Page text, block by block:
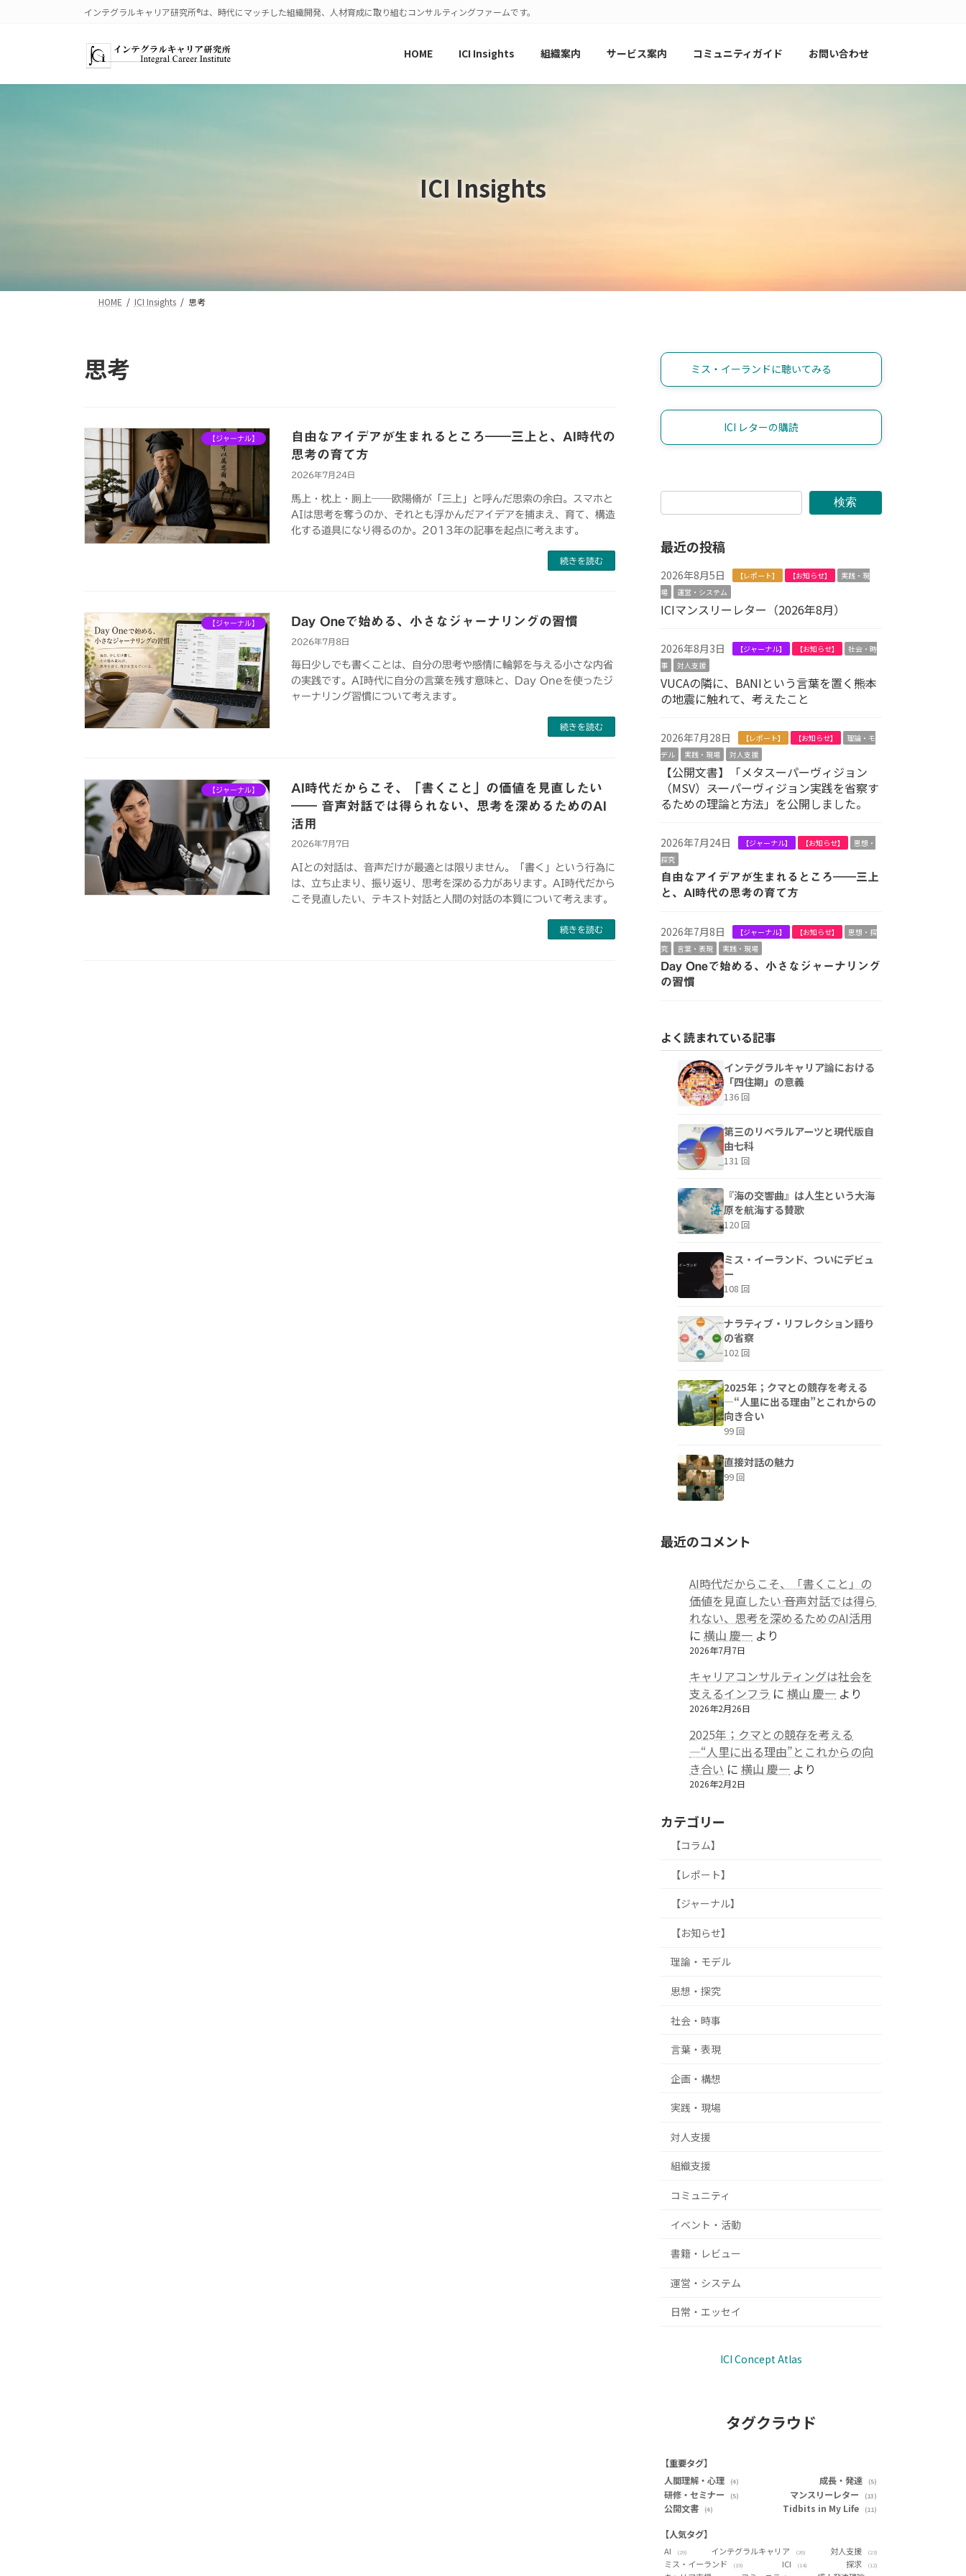
インテグラルキャリア研究所®は、時代にマッチした組織開発、人材育成に取り組むコンサルティングファームです。
HOME ICI Insights 組織案内 サービス案内 コミュニティガイド お問い合わせ
ICI Insights
HOME ICI Insights 思考
思考
【ジャーナル】
自由なアイデアが生まれるところ――三上と、AI時代の
思考の育て方
2026年7月24日
馬上・枕上・厠上――欧陽脩が「三上」と呼んだ思索の余白。スマホと
AIは思考を奪うのか、それとも浮かんだアイデアを捕まえ、育て、構造
化する道具になり得るのか。2013年の記事を起点に考えます。
続きを読む
【ジャーナル】 Day Oneで始める、小さなジャーナリングの習慣
2026年7月8日
毎日少しでも書くことは、自分の思考や感情に輪郭を与える小さな内省
の実践です。AI時代に自分の言葉を残す意味と、Day Oneを使ったジ
ャーナリング習慣について考えます。
続きを読む
【ジャーナル】
AI時代だからこそ、「書くこと」の価値を見直したい
―― 音声対話では得られない、思考を深めるためのAI
活用
2026年7月7日
AIとの対話は、音声だけが最適とは限りません。「書く」という行為に
は、立ち止まり、振り返り、思考を深める力があります。AI時代だから
こそ見直したい、テキスト対話と人間の対話の本質について考えます。
続きを読む
ミス・イーランドに聴いてみる
ICI レターの購読
検索
最近の投稿
2026年8月5日 【レポート】 【お知らせ】
実践・現
場
運営・システム
ICIマンスリーレター（2026年8月）
2026年8月3日 【ジャーナル】 【お知らせ】
社会・時
事
対人支援
VUCAの隣に、BANIという言葉を置く――熊本
の地震に触れて、考えたこと
2026年7月28日 【レポート】 【お知らせ】
理論・モ
デル
実践・現場 対人支援
【公開文書】「メタスーパーヴィジョン
（MSV）――スーパーヴィジョン実践を省察す
るための理論と方法」を公開しました。
2026年7月24日 【ジャーナル】 【お知らせ】
思想・
探究
自由なアイデアが生まれるところ――三上
と、AI時代の思考の育て方
2026年7月8日 【ジャーナル】 【お知らせ】
思想・探
究
言葉・表現 実践・現場
Day Oneで始める、小さなジャーナリング
の習慣
よく読まれている記事
インテグラルキャリア論における
「四住期」の意義
136 回
第三のリベラルアーツと現代版自
由七科
131 回
『海の交響曲』は人生という大海
原を航海する賛歌
120 回
ミス・イーランド、ついにデビュ
ー
108 回
ナラティブ・リフレクション――語り
の省察
102 回
2025年；クマとの競存を考える
—“人里に出る理由”とこれからの
向き合い
99 回
直接対話の魅力
99 回
最近のコメント
AI時代だからこそ、「書くこと」の
価値を見直したい―― 音声対話では得ら
れない、思考を深めるためのAI活用
に横山 慶一 より
2026年7月7日
キャリアコンサルティングは社会を
支えるインフラ に横山 慶一 より
2026年2月26日
2025年；クマとの競存を考える
—“人里に出る理由”とこれからの向
き合い に横山 慶一 より
2026年2月2日
カテゴリー
【コラム】
【レポート】
【ジャーナル】
【お知らせ】
理論・モデル
思想・探究
社会・時事
言葉・表現
企画・構想
実践・現場
対人支援
組織支援
コミュニティ
イベント・活動
書籍・レビュー
運営・システム
日常・エッセイ
ICI Concept Atlas
タグクラウド
【重要タグ】
人間理解・心理
(4) 成長・発達 (5)
研修・セミナー (5) マンスリーレター (13)
公開文書 (4) Tidbits in My Life (11)
【人気タグ】
AI (29) インテグラルキャリア (26) 対人支援 (23)
ミス・イーランド (19) ICI (14) 探求 (12)